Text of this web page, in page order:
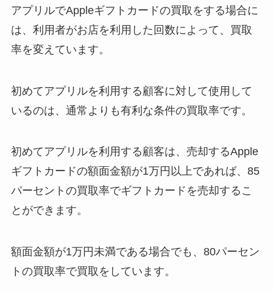
アプリルでAppleギフトカードの買取をする場合に
は、利用者がお店を利用した回数によって、買取
率を変えています。
初めてアプリルを利用する顧客に対して使用して
いるのは、通常よりも有利な条件の買取率です。
初めてアプリルを利用する顧客は、売却するApple
ギフトカードの額面金額が1万円以上であれば、85
パーセントの買取率でギフトカードを売却するこ
とができます。
額面金額が1万円未満である場合でも、80パーセン
トの買取率で買取をしています。